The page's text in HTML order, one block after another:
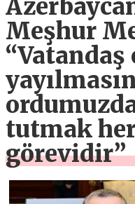
Meşhur
tutmak
görevidir”